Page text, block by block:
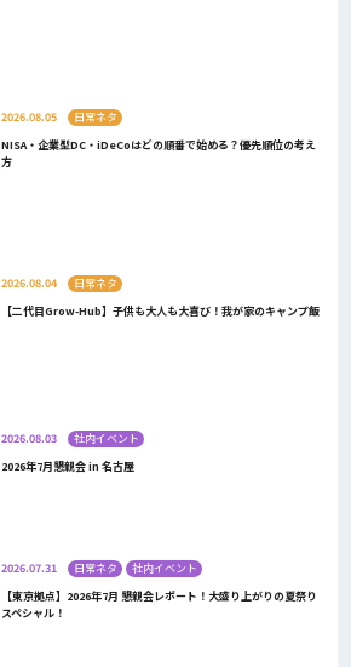
2026.08.05
日常ネタ
NISA・企業型DC・iDeCoはどの順番で始める？優先順位の考え
方
2026.08.04
日常ネタ
【二代目Grow-Hub】子供も大人も大喜び！我が家のキャンプ飯
2026.08.03
社内イベント
2026年7月懇親会 in 名古屋
2026.07.31 日常ネタ
社内イベント
【東京拠点】2026年7月 懇親会レポート！大盛り上がりの夏祭り
スペシャル！